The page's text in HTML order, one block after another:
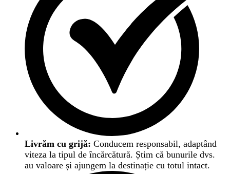
Livrăm cu grijă: Conducem responsabil, adaptând
viteza la tipul de încărcătură. Știm că bunurile dvs.
au valoare și ajungem la destinație cu totul intact.